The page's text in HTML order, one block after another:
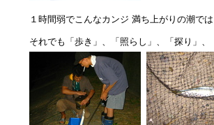
１時間弱でこんなカンジ 満ち上がりの潮で
それでも「歩き」、「照らし」、「探り」、